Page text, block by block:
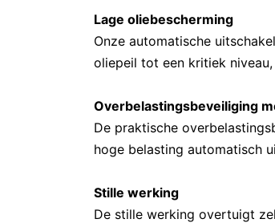
Lage oliebescherming
Onze automatische
oliepeil tot een kritiek
Overbelastingsbeveiliging
De praktische
hoge belasting automatisch
Stille werking
De stille werking overtuigt